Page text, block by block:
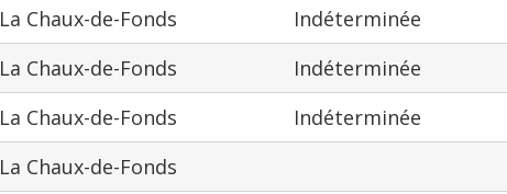
La Chaux-de-Fonds Indéterminée
La Chaux-de-Fonds Indéterminée
La Chaux-de-Fonds Indéterminée
La Chaux-de-Fonds